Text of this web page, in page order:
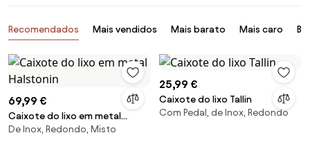
Produtos
Recomendados Mais vendidos Mais barato Mais caro
69,99 €
Caixote do lixo em metal
Halstonin
De Inox, Redondo, Misto
25,99 €
Caixote do lixo Tallin
Com Pedal, de Inox, Redondo